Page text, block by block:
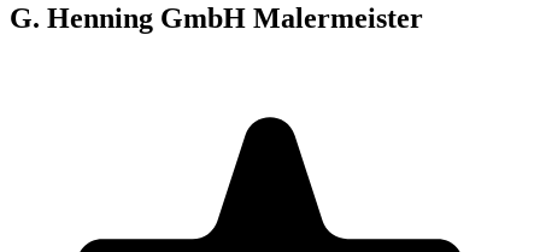
G. Henning GmbH Malermeister